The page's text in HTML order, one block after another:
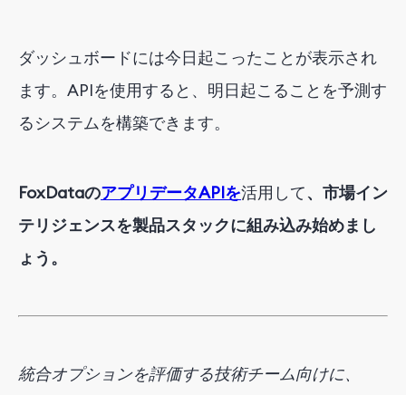
ダッシュボードには今日起こったことが表示され
ます。APIを使用すると、明日起こることを予測す
るシステムを構築できます。
FoxDataのアプリデータAPIを活用して、市場イン
テリジェンスを製品スタックに組み込み始めまし
ょう。
統合オプションを評価する技術チーム向けに、